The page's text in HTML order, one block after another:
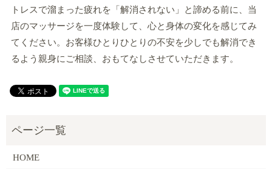
トレスで溜まった疲れを「解消されない」と諦める前に、当
店のマッサージを一度体験して、心と身体の変化を感じてみ
てください。お客様ひとりひとりの不安を少しでも解消でき
るよう親身にご相談、おもてなしさせていただきます。
HOME